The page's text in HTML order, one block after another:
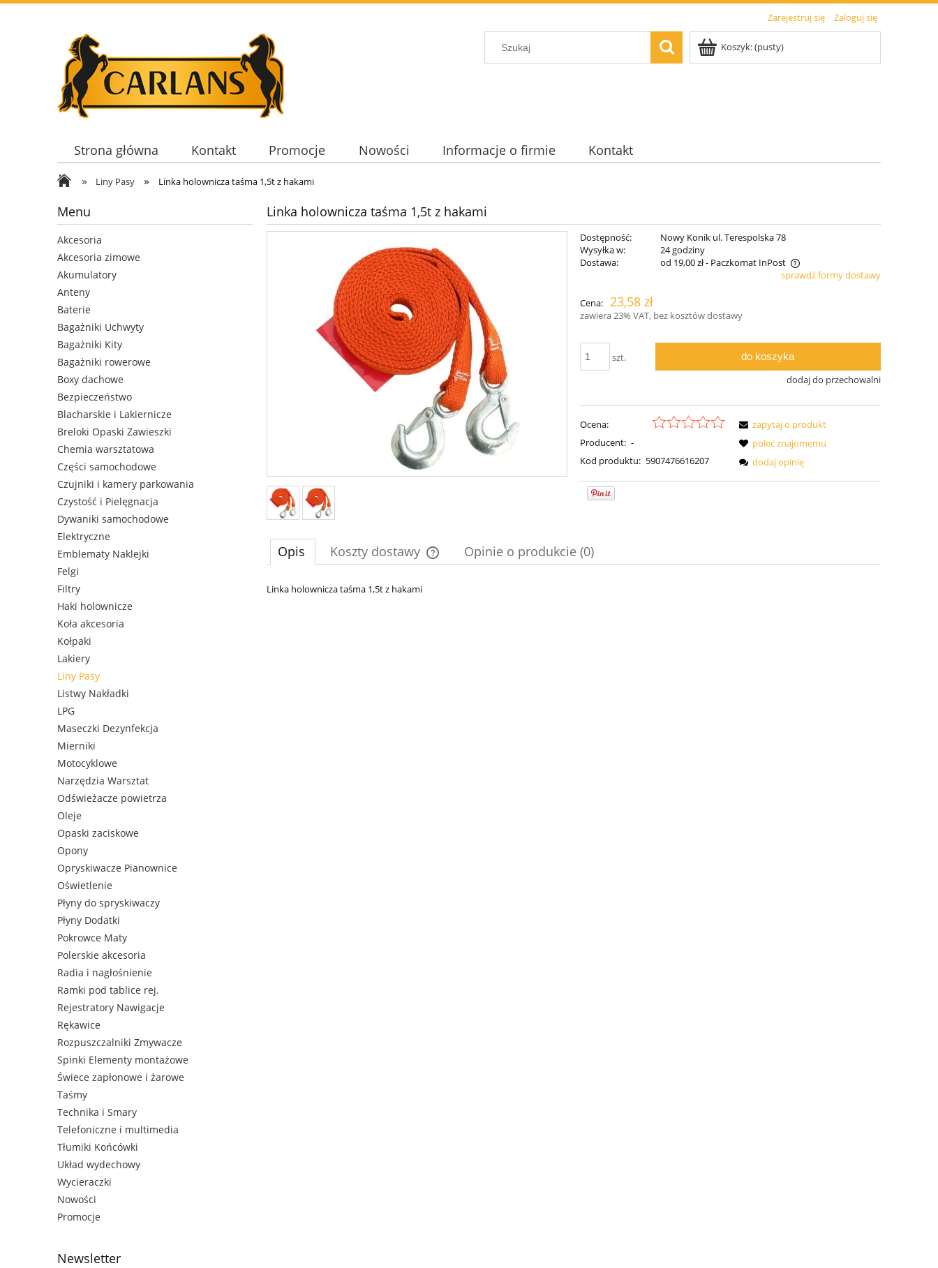
Zarejestruj się Zaloguj się
Koszyk:(pusty)
Strona główna Kontakt Promocje Nowości Informacje o firmie Kontakt
» Liny Pasy » Linka holownicza taśma 1,5t z hakami
Menu
Akcesoria
Akcesoria zimowe
Akumulatory
Anteny
Baterie
Bagażniki Uchwyty
Bagażniki Kity
Bagażniki rowerowe
Boxy dachowe
Bezpieczeństwo
Blacharskie i Lakiernicze
Breloki Opaski Zawieszki
Chemia warsztatowa
Części samochodowe
Czujniki i kamery parkowania
Czystość i Pielęgnacja
Dywaniki samochodowe
Elektryczne
Emblematy Naklejki
Felgi
Filtry
Haki holownicze
Koła akcesoria
Kołpaki
Lakiery
Liny Pasy
Listwy Nakładki
LPG
Maseczki Dezynfekcja
Mierniki
Motocyklowe
Narzędzia Warsztat
Odświeżacze powietrza
Oleje
Opaski zaciskowe
Opony
Opryskiwacze Pianownice
Oświetlenie
Płyny do spryskiwaczy
Płyny Dodatki
Pokrowce Maty
Polerskie akcesoria
Radia i nagłośnienie
Ramki pod tablice rej.
Rejestratory Nawigacje
Rękawice
Rozpuszczalniki Zmywacze
Spinki Elementy montażowe
Świece zapłonowe i żarowe
Taśmy
Technika i Smary
Telefoniczne i multimedia
Tłumiki Końcówki
Układ wydechowy
Wycieraczki
Nowości
Promocje
Newsletter
Linka holownicza taśma 1,5t z hakami
Dostępność:
Nowy Konik ul. Terespolska 78
Wysyłka w:
24 godziny
Dostawa:
od 19,00 zł- Paczkomat InPost
płatności
sprawdź formy dostawy
Cena: 23,58 zł
zawiera 23% VAT, bez kosztów dostawy
szt. do koszyka
dodaj do przechowalni
Ocena:
Producent: -
Kod produktu: 5907476616207
zapytaj o produkt
poleć znajomemu
dodaj opinię
Opis Koszty dostawy Opinie o produkcie (0)
Linka holownicza taśma 1,5t z hakami